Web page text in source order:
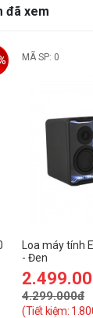
đã xem
MÃ SP: 0
Loa máy tính
- Đen
4.299.000đ
(Tiết kiệm: